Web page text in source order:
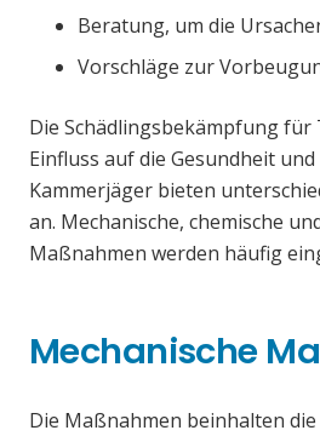
Beratung, um die
Vorschläge zur
Die Schädlingsbekämpfung
Einfluss auf die Gesundheit
Kammerjäger bieten
an. Mechanische, chemische
Maßnahmen werden häufig
Mechanische
Die Maßnahmen beinhalten